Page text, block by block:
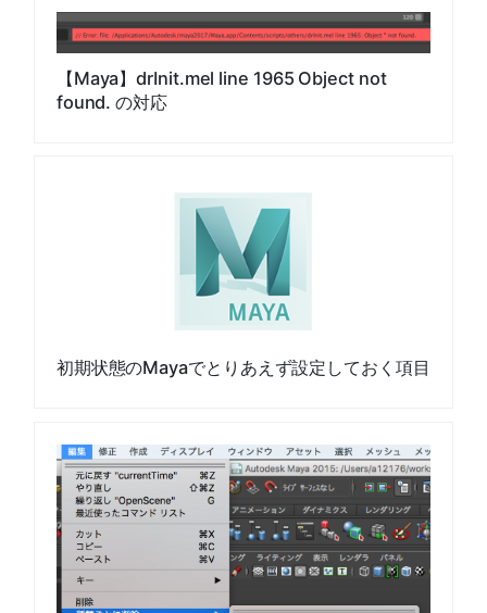
【Maya】drInit.mel line 1965 Object not
found. の対応
初期状態のMayaでとりあえず設定しておく項目